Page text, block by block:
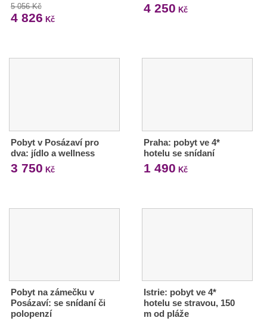
5 056 Kč
4 826 Kč
4 250 Kč
Pobyt v Posázaví pro
dva: jídlo a wellness
3 750 Kč
Praha: pobyt ve 4*
hotelu se snídaní
1 490 Kč
Pobyt na zámečku v
Posázaví: se snídaní či
polopenzí
Istrie: pobyt ve 4*
hotelu se stravou, 150
m od pláže